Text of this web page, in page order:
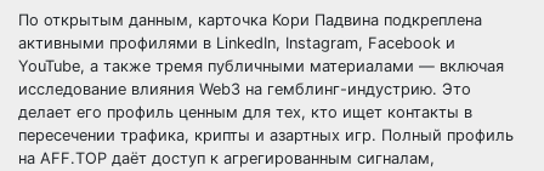
По открытым данным, карточка Кори Падвина подкреплена
активными профилями в LinkedIn, Instagram, Facebook и
YouTube, а также тремя публичными материалами — включая
исследование влияния Web3 на гемблинг-индустрию. Это
делает его профиль ценным для тех, кто ищет контакты в
пересечении трафика, крипты и азартных игр. Полный профиль
на AFF.TOP даёт доступ к агрегированным сигналам,